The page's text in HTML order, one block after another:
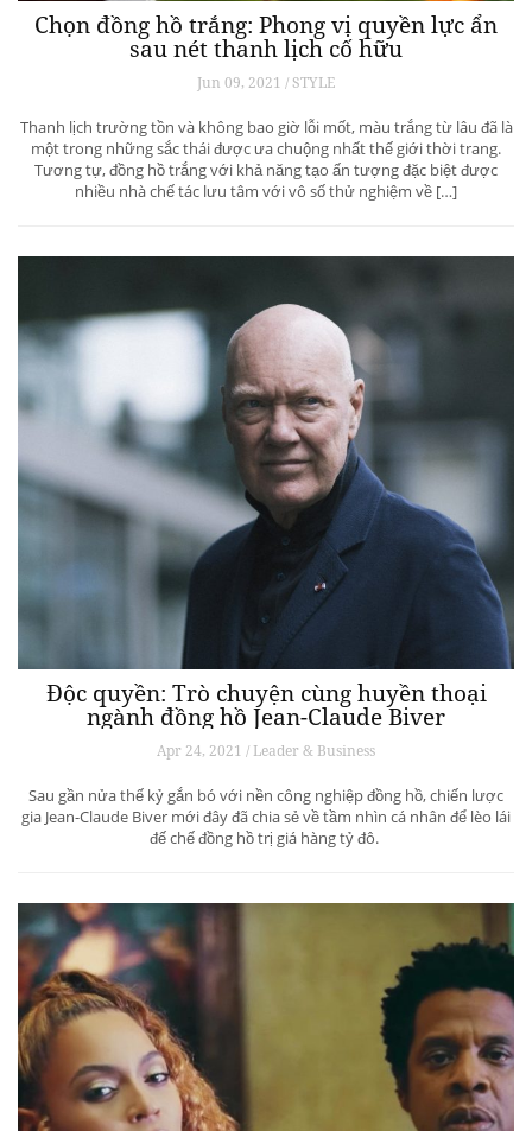
Chọn đồng hồ trắng: Phong vị quyền lực ẩn
sau nét thanh lịch cố hữu
Jun 09, 2021 / STYLE
Thanh lịch trường tồn và không bao giờ lỗi mốt, màu trắng từ lâu đã là
một trong những sắc thái được ưa chuộng nhất thế giới thời trang.
Tương tự, đồng hồ trắng với khả năng tạo ấn tượng đặc biệt được
nhiều nhà chế tác lưu tâm với vô số thử nghiệm về […]
Độc quyền: Trò chuyện cùng huyền thoại
ngành đồng hồ Jean-Claude Biver
Apr 24, 2021 / Leader & Business
Sau gần nửa thế kỷ gắn bó với nền công nghiệp đồng hồ, chiến lược
gia Jean-Claude Biver mới đây đã chia sẻ về tầm nhìn cá nhân để lèo lái
đế chế đồng hồ trị giá hàng tỷ đô.